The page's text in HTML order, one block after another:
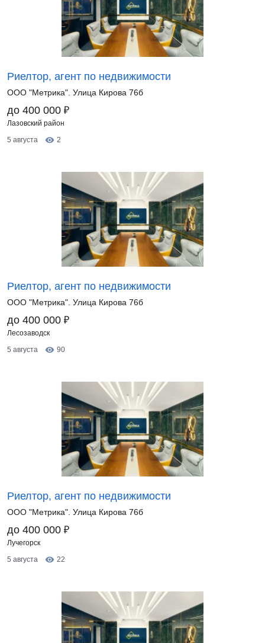
Риелтор, агент по недвижимости
ООО "Метрика". Улица Кирова 76б
до 400 000 ₽
Лазовский район
5 августа
2
Риелтор, агент по недвижимости
ООО "Метрика". Улица Кирова 76б
до 400 000 ₽
Лесозаводск
5 августа
90
Риелтор, агент по недвижимости
ООО "Метрика". Улица Кирова 76б
до 400 000 ₽
Лучегорск
5 августа
22